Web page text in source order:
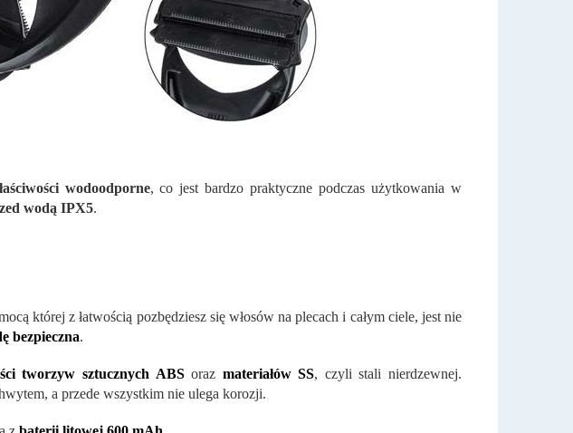
wodoodporne, co jest bardzo praktyczne podczas użytkowania w
wodą IPX5.
której z łatwością pozbędziesz się włosów na plecach i całym ciele, jest nie
bezpieczna.
tworzyw sztucznych ABS oraz materiałów SS, czyli stali nierdzewnej.
​​a przede wszystkim nie ulega korozji.